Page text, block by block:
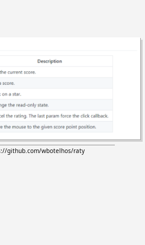
github.com/wbotelhos/raty